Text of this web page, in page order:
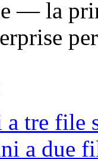
— la
a tre
a due